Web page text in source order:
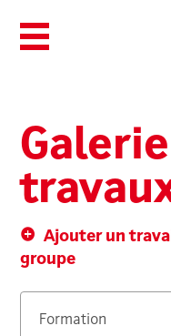
Ouvrir/Fermer le
Ajouter un
groupe